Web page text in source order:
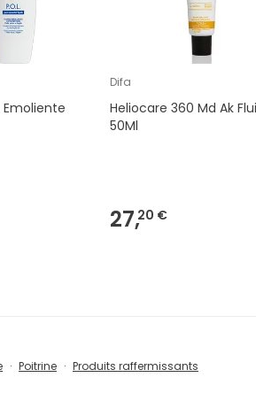
Emoliente
Difa
Heliocare 360 Md Ak
50Ml
27,20 €
Poitrine Produits raffermissants